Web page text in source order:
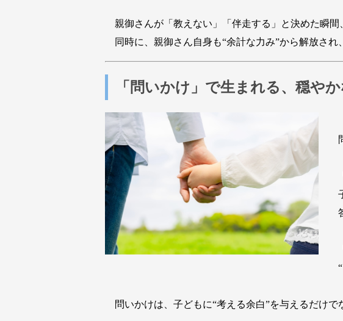
親御さんが「教えない」「伴走する」と決めた瞬間
同時に、親御さん自身も“余計な力み”から解放され
「問いかけ」で生まれる、穏や
問いかけは、子どもに“考える余白”を与えるだけで